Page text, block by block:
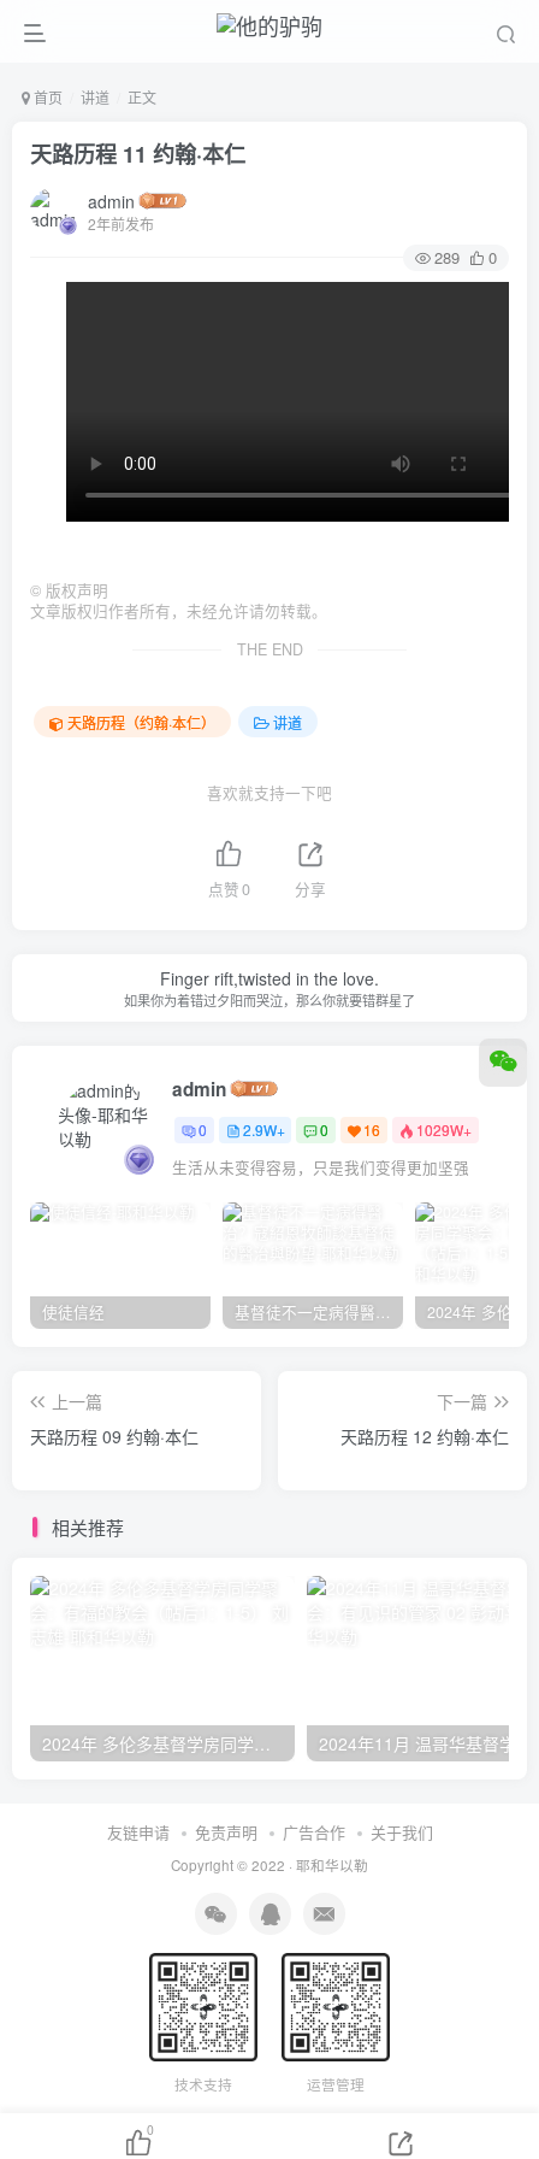
首页 讲道 正文
天路历程 11 约翰·本仁
admin
2年前发布
289 0
© 版权声明
文章版权归作者所有，未经允许请勿转载。
THE END
天路历程（约翰·本仁） 讲道
喜欢就支持一下吧
点赞0 分享
Finger rift,twisted in the love.
如果你为着错过夕阳而哭泣，那么你就要错群星了
admin
0 2.9W+ 0 16 1029W+
生活从未变得容易，只是我们变得更加坚强
使徒信经 基督徒不一定病得醫治？寇紹恩牧師談基督徒的醫治與盼望
上一篇
天路历程 09 约翰·本仁
下一篇
天路历程 12 约翰·本仁
相关推荐
2024年 多伦多基督学房同学聚会：有福的教会（帖后1：1-5） 刘志雄
友链申请 免责声明 广告合作 关于我们
Copyright © 2022 · 耶和华以勒
技术支持 运营管理
0